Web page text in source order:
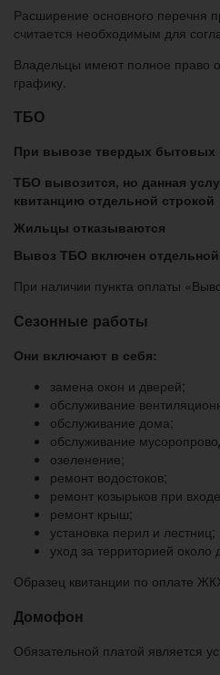
Расширение основного перечня
считается необходимым для
Владельцы имеют полное право
графику.
ТБО
При вывозе твердых бытовых
ТБО вывозится, но данная
квитанцию отдельной строкой
Жильцы отказываются
Вывоз ТБО включен отдельной
При наличии пункта оплаты
Сезонные работы
Они включают в себя:
замена окон и дверей;
обслуживание
обслуживание дома;
обслуживание
озеленение;
ремонт водостоков;
ремонт козырьков при
ремонт крыш;
установка перил и лестниц;
уход за территорией около
Образец квитанции по оплате
Домофон
Обязательной платой является